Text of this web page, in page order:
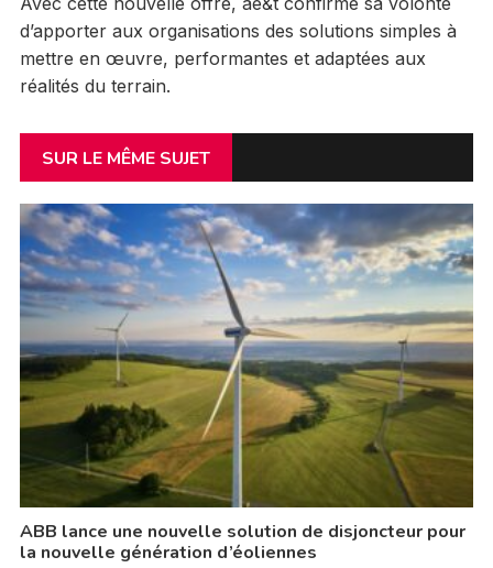
d’apporter aux organisations des solutions simples à
mettre en œuvre, performantes et adaptées aux
réalités du terrain.
SUR LE MÊME SUJET
ABB lance une nouvelle solution de disjoncteur pour
la nouvelle génération d’éoliennes